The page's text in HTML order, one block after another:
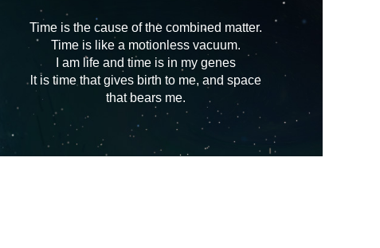
Time is the cause of the combined matter.
Time is like a motionless vacuum.
I am life and time is in my genes
lt is time that gives birth to me, and space
that bears me.